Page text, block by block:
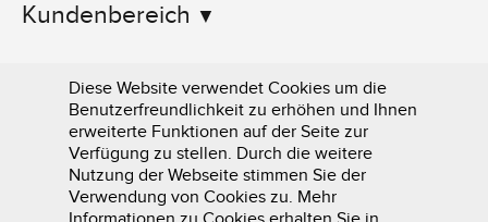
Kundenbereich
Informationen
Diese Website verwendet Cookies um die
Benutzerfreundlichkeit zu erhöhen und Ihnen
erweiterte Funktionen auf der Seite zur
Verfügung zu stellen. Durch die weitere
Nutzung der Webseite stimmen Sie der
Verwendung von Cookies zu. Mehr